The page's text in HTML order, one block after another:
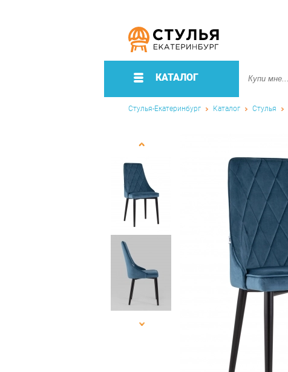
КАТАЛОГ
Стулья-Екатеринбург Каталог Стулья